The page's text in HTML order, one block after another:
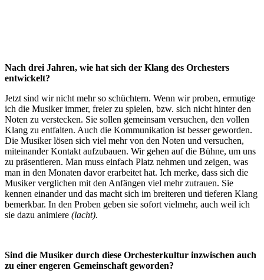
Nach drei Jahren, wie hat sich der Klang des Orchesters
entwickelt?
Jetzt sind wir nicht mehr so schüchtern. Wenn wir proben, ermutige
ich die Musiker immer, freier zu spielen, bzw. sich nicht hinter den
Noten zu verstecken. Sie sollen gemeinsam versuchen, den vollen
Klang zu entfalten. Auch die Kommunikation ist besser geworden.
Die Musiker lösen sich viel mehr von den Noten und versuchen,
miteinander Kontakt aufzubauen. Wir gehen auf die Bühne, um uns
zu präsentieren. Man muss einfach Platz nehmen und zeigen, was
man in den Monaten davor erarbeitet hat. Ich merke, dass sich die
Musiker verglichen mit den Anfängen viel mehr zutrauen. Sie
kennen einander und das macht sich im breiteren und tieferen Klang
bemerkbar. In den Proben geben sie sofort vielmehr, auch weil ich
sie dazu animiere (lacht).
Sind die Musiker durch diese Orchesterkultur inzwischen auch
zu einer engeren Gemeinschaft geworden?